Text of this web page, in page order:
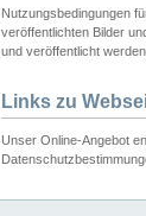
Nutzungsbedingungen
veröffentlichten Bilder
und veröffentlicht werden.
Links zu
Unser Online-Angebot